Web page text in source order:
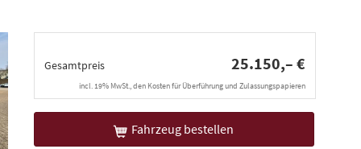
Gesamtpreis 25.150,– €
incl. 19% MwSt., den Kosten für Überführung und Zulassungspapieren
Fahrzeug bestellen